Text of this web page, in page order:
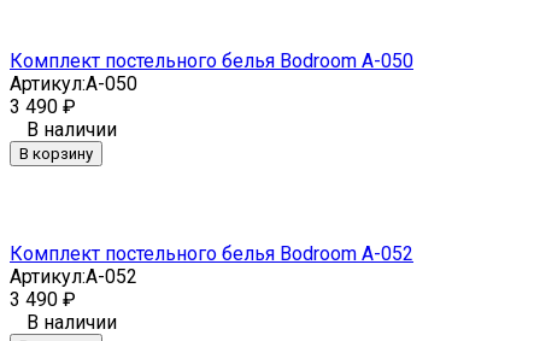
Комплект постельного белья Bodroom A-050
Артикул:A-050
3 490 ₽
В наличии
В корзину
Комплект постельного белья Bodroom A-052
Артикул:A-052
3 490 ₽
В наличии